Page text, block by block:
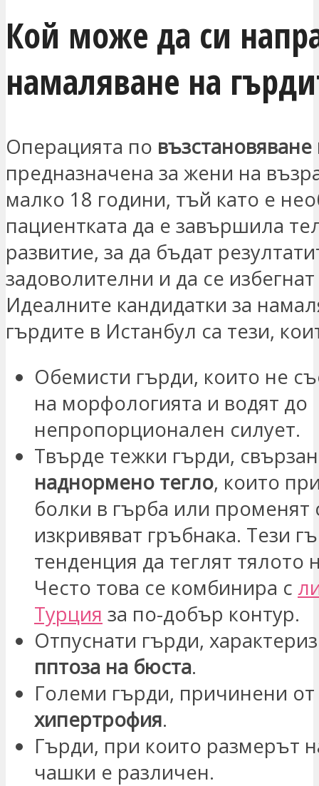
Кой може да си
намаляване на
Операцията по
предназначена за жени на
малко 18 години, тъй като е
пациентката да е завършила
развитие, за да бъдат
задоволителни и да се
Идеалните кандидатки за
гърдите в Истанбул са тези,
Обемисти гърди, които не
на морфологията и водят до
непропорционален силует.
Твърде тежки гърди,
наднормено тегло, които
болки в гърба или променят
изкривяват гръбнака. Тези
тенденция да теглят тялото
Често това се комбинира с
Турция за по-добър контур.
Отпуснати гърди,
пптоза на бюста.
Големи гърди, причинени от
хипертрофия.
Гърди, при които размерът
чашки е различен.